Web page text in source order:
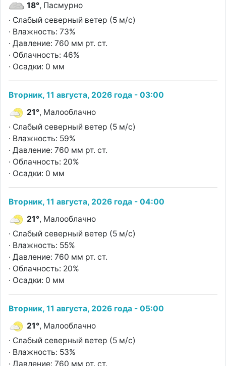
18°, Пасмурно
· Слабый северный ветер (5 м/с)
· Влажность: 73%
· Давление: 760 мм рт. ст.
· Облачность: 46%
· Осадки: 0 мм
Вторник, 11 августа, 2026 года - 03:00
21°, Малооблачно
· Слабый северный ветер (5 м/с)
· Влажность: 59%
· Давление: 760 мм рт. ст.
· Облачность: 20%
· Осадки: 0 мм
Вторник, 11 августа, 2026 года - 04:00
21°, Малооблачно
· Слабый северный ветер (5 м/с)
· Влажность: 55%
· Давление: 760 мм рт. ст.
· Облачность: 20%
· Осадки: 0 мм
Вторник, 11 августа, 2026 года - 05:00
21°, Малооблачно
· Слабый северный ветер (5 м/с)
· Влажность: 53%
· Давление: 760 мм рт. ст.